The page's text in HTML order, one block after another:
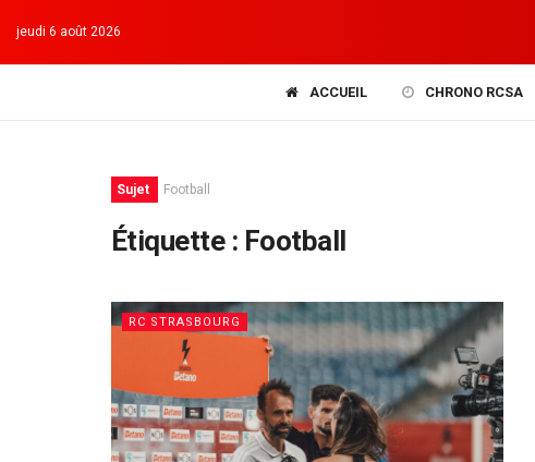
jeudi 6 août 2026
ACCUEIL CHRONO RCSA
Sujet Football
Étiquette : Football
RC STRASBOURG